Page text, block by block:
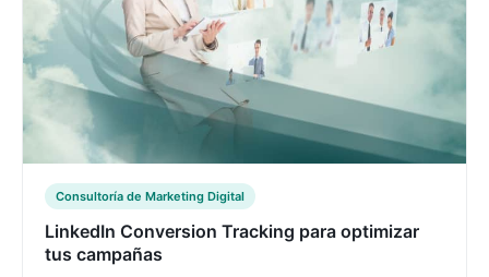
Consultoría de Marketing Digital
LinkedIn Conversion Tracking para optimizar
tus campañas